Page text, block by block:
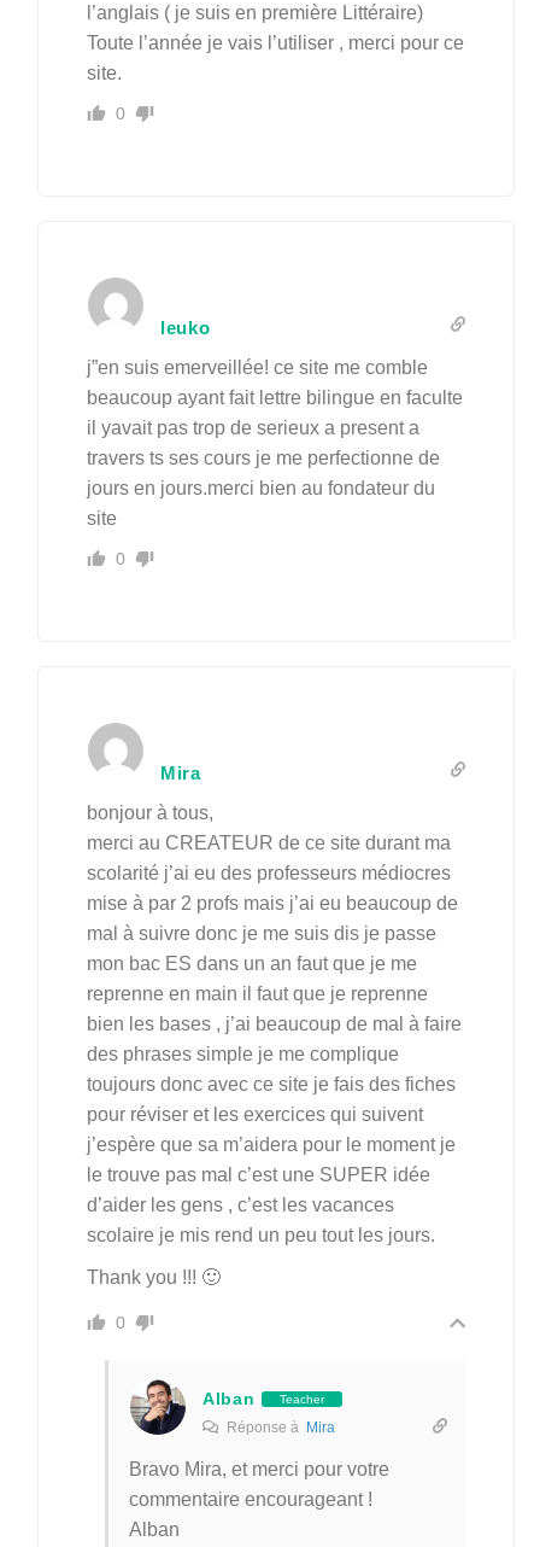
l’anglais ( je suis en première Littéraire)
Toute l’année je vais l’utiliser , merci pour ce
site.
0
leuko
j”en suis emerveillée! ce site me comble
beaucoup ayant fait lettre bilingue en faculte
il yavait pas trop de serieux a present a
travers ts ses cours je me perfectionne de
jours en jours.merci bien au fondateur du
site
0
Mira
bonjour à tous,
merci au CREATEUR de ce site durant ma
scolarité j’ai eu des professeurs médiocres
mise à par 2 profs mais j’ai eu beaucoup de
mal à suivre donc je me suis dis je passe
mon bac ES dans un an faut que je me
reprenne en main il faut que je reprenne
bien les bases , j’ai beaucoup de mal à faire
des phrases simple je me complique
toujours donc avec ce site je fais des fiches
pour réviser et les exercices qui suivent
j’espère que sa m’aidera pour le moment je
le trouve pas mal c’est une SUPER idée
d’aider les gens , c’est les vacances
scolaire je mis rend un peu tout les jours.
Thank you !!! 🙂
0
Alban Teacher
Réponse à Mira
Bravo Mira, et merci pour votre
commentaire encourageant !
Alban